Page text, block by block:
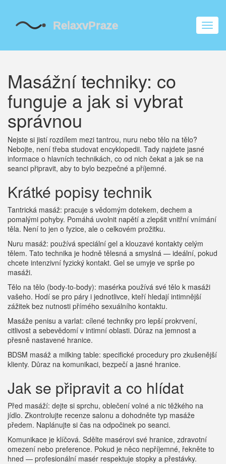
Masážní techniky: co
funguje a jak si vybrat
správnou
Nejste si jistí rozdílem mezi tantrou, nuru nebo tělo na tělo?
Nebojte, není třeba studovat encyklopedii. Tady najdete jasné
informace o hlavních technikách, co od nich čekat a jak se na
seanci připravit, aby to bylo bezpečné a příjemné.
Krátké popisy technik
Tantrická masáž: pracuje s vědomým dotekem, dechem a
pomalými pohyby. Pomáhá uvolnit napětí a zlepšit vnitřní vnímání
těla. Není to jen o fyzice, ale o celkovém prožitku.
Nuru masáž: používá speciální gel a klouzavé kontakty celým
tělem. Tato technika je hodně tělesná a smyslná — ideální, pokud
chcete intenzivní fyzický kontakt. Gel se umyje ve sprše po
masáži.
Tělo na tělo (body‑to‑body): masérka používá své tělo k masáži
vašeho. Hodí se pro páry i jednotlivce, kteří hledají intimnější
zážitek bez nutnosti přímého sexuálního kontaktu.
Masáže penisu a varlat: cílené techniky pro lepší prokrvení,
citlivost a sebevědomí v intimní oblasti. Důraz na jemnost a
přesně nastavené hranice.
BDSM masáž a milking table: specifické procedury pro zkušenější
klienty. Důraz na komunikaci, bezpečí a jasné hranice.
Jak se připravit a co hlídat
Před masáží: dejte si sprchu, oblečení volné a nic těžkého na
jídlo. Zkontrolujte recenze salonu a dohodněte typ masáže
předem. Naplánujte si čas na odpočinek po seanci.
Komunikace je klíčová. Sdělte masérovi své hranice, zdravotní
omezení nebo preference. Pokud je něco nepříjemné, řekněte to
hned — profesionální masér respektuje stopky a přestávky.